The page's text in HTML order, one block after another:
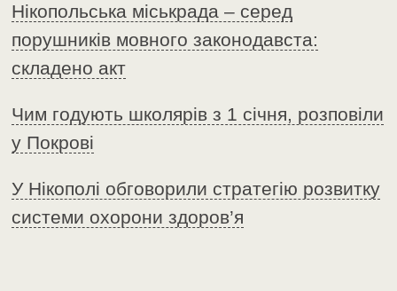
Нікопольська міськрада – серед
порушників мовного законодавста:
складено акт
Чим годують школярів з 1 січня, розповіли
у Покрові
У Нікополі обговорили стратегію розвитку
системи охорони здоров’я